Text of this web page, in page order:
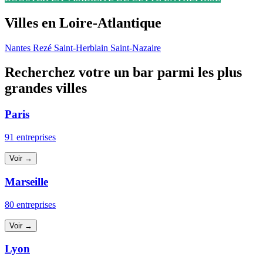
Villes en Loire-Atlantique
Nantes Rezé Saint-Herblain Saint-Nazaire
Recherchez votre un bar parmi les plus
grandes villes
Paris
91 entreprises
Voir →
Marseille
80 entreprises
Voir →
Lyon